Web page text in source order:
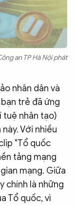
an TP Hà Nội phát
nhân dân và
bạn trẻ đã ứng
tuệ nhân tạo)
Với nhiều
"Tổ quốc
tảng mạng
mạng. Giữa
chính là những
Tổ quốc, vì